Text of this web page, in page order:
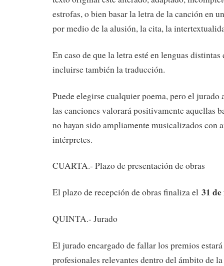
estrofas, o bien basar la letra de la canción en
por medio de la alusión, la cita, la
En caso de que la letra esté en lenguas distintas
incluirse también la traducción.
Puede elegirse cualquier poema, pero el jurado
las canciones valorará positivamente aquellas
no hayan sido ampliamente musicalizados con
intérpretes.
CUARTA.- Plazo de presentación de obras
El plazo de recepción de obras finaliza el 31
QUINTA.- Jurado
El jurado encargado de fallar los premios
profesionales relevantes dentro del ámbito de